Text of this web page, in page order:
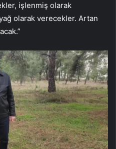
işlenmiş olarak
olarak verecekler. Artan